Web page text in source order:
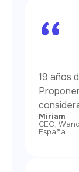
“
19 años
Miriam
CEO,
España